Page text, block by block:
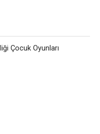
Çocuk Oyunları